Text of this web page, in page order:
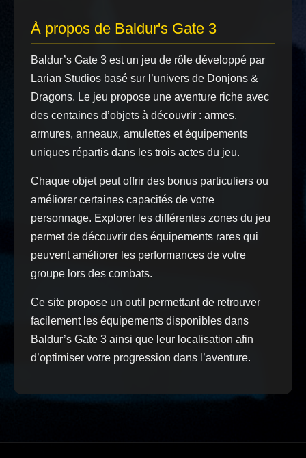
À propos de Baldur's Gate 3
Baldur’s Gate 3 est un jeu de rôle développé par
Larian Studios basé sur l’univers de Donjons &
Dragons. Le jeu propose une aventure riche avec
des centaines d’objets à découvrir : armes,
armures, anneaux, amulettes et équipements
uniques répartis dans les trois actes du jeu.
Chaque objet peut offrir des bonus particuliers ou
améliorer certaines capacités de votre
personnage. Explorer les différentes zones du jeu
permet de découvrir des équipements rares qui
peuvent améliorer les performances de votre
groupe lors des combats.
Ce site propose un outil permettant de retrouver
facilement les équipements disponibles dans
Baldur’s Gate 3 ainsi que leur localisation afin
d’optimiser votre progression dans l’aventure.